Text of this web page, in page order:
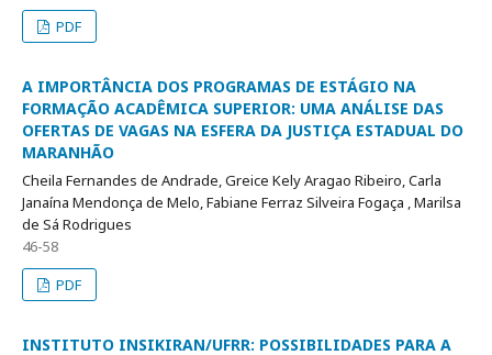
PDF
A IMPORTÂNCIA DOS PROGRAMAS DE ESTÁGIO NA
FORMAÇÃO ACADÊMICA SUPERIOR: UMA ANÁLISE DAS
OFERTAS DE VAGAS NA ESFERA DA JUSTIÇA ESTADUAL DO
MARANHÃO
Cheila Fernandes de Andrade, Greice Kely Aragao Ribeiro, Carla
Janaína Mendonça de Melo, Fabiane Ferraz Silveira Fogaça , Marilsa
de Sá Rodrigues
46-58
PDF
INSTITUTO INSIKIRAN/UFRR: POSSIBILIDADES PARA A